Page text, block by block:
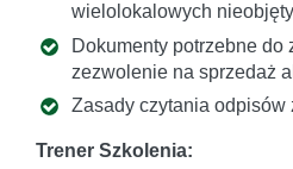
wielolokalowych
Dokumenty potrzebne do
zezwolenie na sprzedaż
Zasady czytania odpisów
Trener Szkolenia: